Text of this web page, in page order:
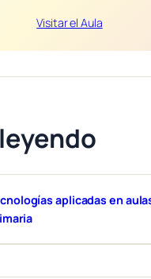
Visitar el Aula
aplicadas en